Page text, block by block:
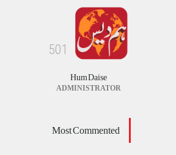
1
0
5
Hum Daise
ADMINISTRATOR
Most Commented